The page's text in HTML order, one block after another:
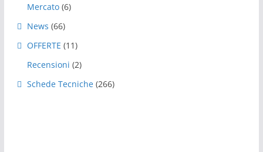
Mercato (6)
News (66)
OFFERTE (11)
Recensioni (2)
Schede Tecniche (266)